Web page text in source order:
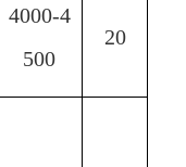
4000-4
500
20